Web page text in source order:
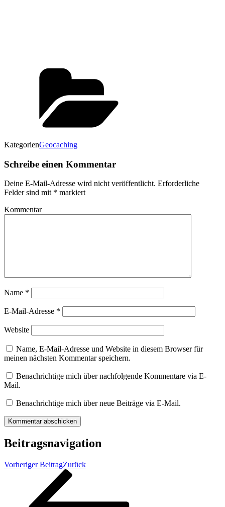
KategorienGeocaching
Schreibe einen Kommentar
Deine E-Mail-Adresse wird nicht veröffentlicht. Erforderliche
Felder sind mit * markiert
Kommentar
Name *
E-Mail-Adresse *
Website
Name, E-Mail-Adresse und Website in diesem Browser für
meinen nächsten Kommentar speichern.
Benachrichtige mich über nachfolgende Kommentare via E-
Mail.
Benachrichtige mich über neue Beiträge via E-Mail.
Beitragsnavigation
Vorheriger BeitragZurück